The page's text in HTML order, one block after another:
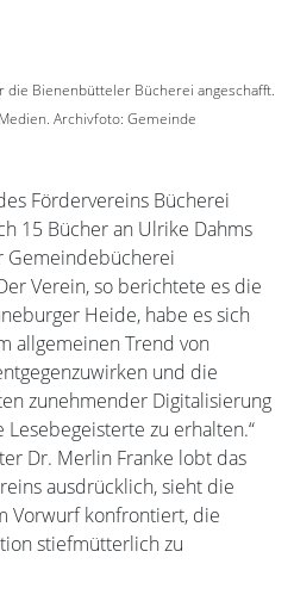
Bienenbütteler Bücherei angeschafft.
Archivfoto: Gemeinde
Fördervereins Bücherei
15 Bücher an Ulrike Dahms
Gemeindebücherei
Verein, so berichtete es die
Heide, habe es sich
allgemeinen Trend von
und die
zunehmender Digitalisierung
zu erhalten.“
Dr. Merlin Franke lobt das
ausdrücklich, sieht die
Vorwurf konfrontiert, die
stiefmütterlich zu